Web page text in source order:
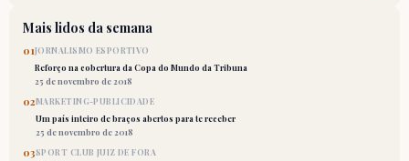
Mais lidos da semana
01JORNALISMO ESPORTIVO
Reforço na cobertura da Copa do Mundo da Tribuna
25 de novembro de 2018
02MARKETING-PUBLICIDADE
Um país inteiro de braços abertos para te receber
25 de novembro de 2018
03SPORT CLUB JUIZ DE FORA